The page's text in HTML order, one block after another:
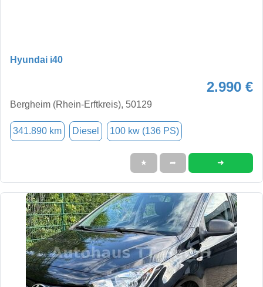
Hyundai i40
2.990 €
Bergheim (Rhein-Erftkreis), 50129
341.890 km Diesel 100 kw (136 PS)
★ ➦ ➜